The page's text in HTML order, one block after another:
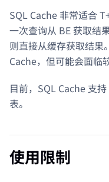
SQL Cache 非常适合
一次查询从 BE 获取结
则直接从缓存获取结果
Cache，但可能会面临
目前，SQL Cache 支
表。
使用限制